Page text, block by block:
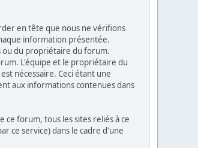
en tête que nous ne vérifions
information présentée.
ou du propriétaire du forum.
L'équipe et le propriétaire du
nécessaire. Ceci étant une
aux informations contenues dans
ce forum, tous les sites reliés à ce
ce service) dans le cadre d'une